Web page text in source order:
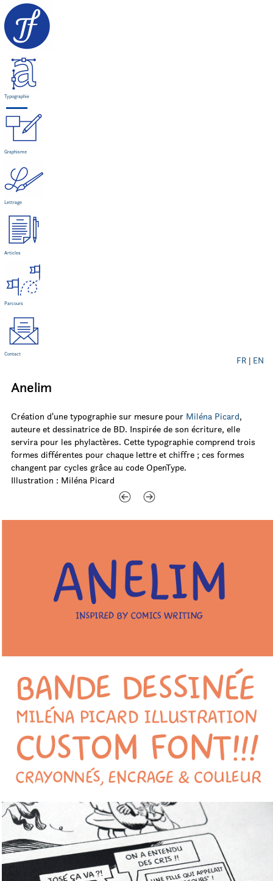
Typographie
Graphisme
Lettrage
Articles
Parcours
Contact
FR | EN
Anelim
Création d'une typographie sur mesure pour Miléna Picard,
auteure et dessinatrice de BD. Inspirée de son écriture, elle
servira pour les phylactères. Cette typographie comprend trois
formes différentes pour chaque lettre et chiffre ; ces formes
changent par cycles grâce au code OpenType.
Illustration : Miléna Picard